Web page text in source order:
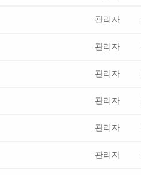
관리자
관리자
관리자
관리자
관리자
관리자